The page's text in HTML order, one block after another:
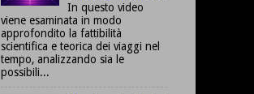
In questo video
viene esaminata in modo
approfondito la fattibilità
scientifica e teorica dei viaggi nel
tempo, analizzando sia le
possibili...